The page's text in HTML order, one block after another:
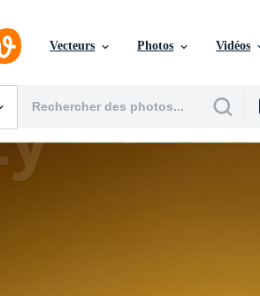
Vecteurs Photos Vidéos